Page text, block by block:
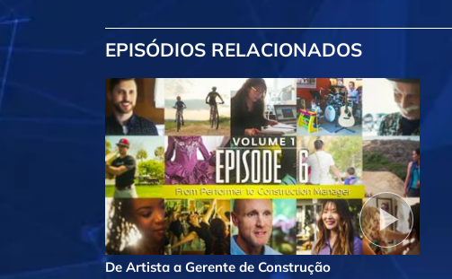
EPISÓDIOS RELACIONADOS
De Artista a Gerente de Construção